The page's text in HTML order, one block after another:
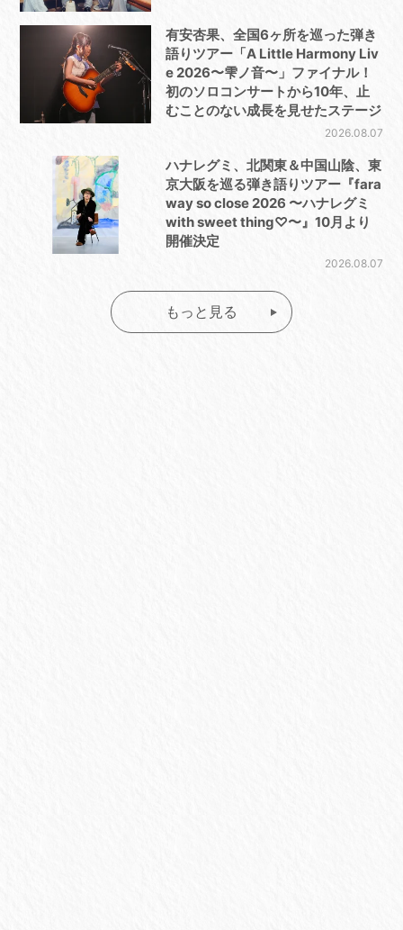
有安杏果、全国6ヶ所を巡った弾き
語りツアー「A Little Harmony Liv
e 2026〜雫ノ音〜」ファイナル！
初のソロコンサートから10年、止
むことのない成長を見せたステージ
2026.08.07
ハナレグミ、北関東＆中国山陰、東
京大阪を巡る弾き語りツアー『fara
way so close 2026 〜ハナレグミ
with sweet thing♡〜』10月より
開催決定
2026.08.07
もっと見る